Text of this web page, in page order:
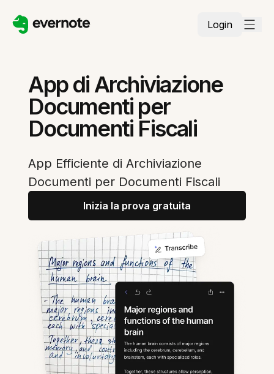
Login
App di Archiviazione
Documenti per
Documenti Fiscali
App Efficiente di Archiviazione
Documenti per Documenti Fiscali
Inizia la prova gratuita